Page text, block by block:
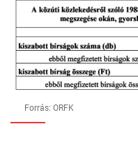
Forrás: ORFK